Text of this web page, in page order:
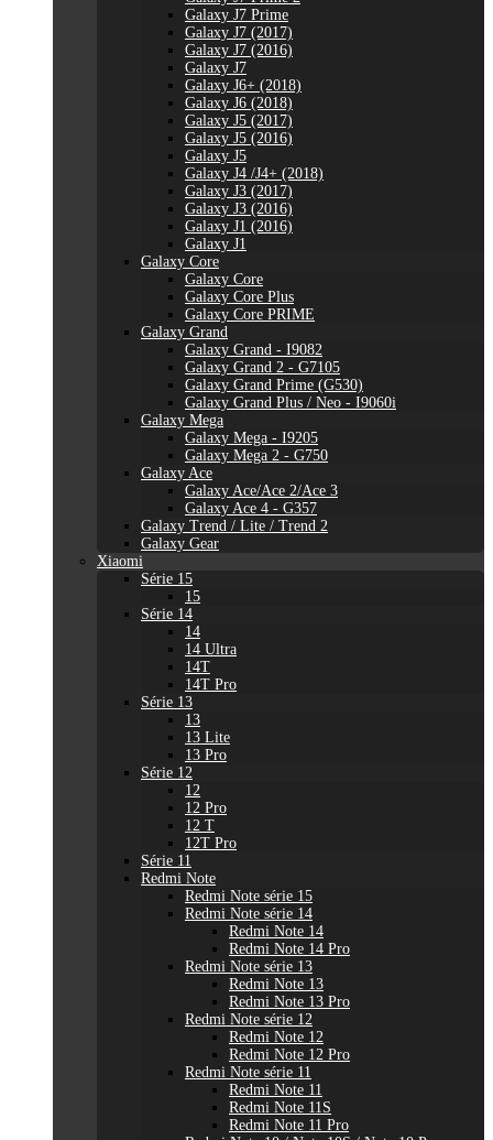
Galaxy J7 Prime
Galaxy J7 (2017)
Galaxy J7 (2016)
Galaxy J7
Galaxy J6+ (2018)
Galaxy J6 (2018)
Galaxy J5 (2017)
Galaxy J5 (2016)
Galaxy J5
Galaxy J4 /J4+ (2018)
Galaxy J3 (2017)
Galaxy J3 (2016)
Galaxy J1 (2016)
Galaxy J1
Galaxy Core
Galaxy Core
Galaxy Core Plus
Galaxy Core PRIME
Galaxy Grand
Galaxy Grand - I9082
Galaxy Grand 2 - G7105
Galaxy Grand Prime (G530)
Galaxy Grand Plus / Neo - I9060i
Galaxy Mega
Galaxy Mega - I9205
Galaxy Mega 2 - G750
Galaxy Ace
Galaxy Ace/Ace 2/Ace 3
Galaxy Ace 4 - G357
Galaxy Trend / Lite / Trend 2
Galaxy Gear
Xiaomi
Série 15
15
Série 14
14
14 Ultra
14T
14T Pro
Série 13
13
13 Lite
13 Pro
Série 12
12
12 Pro
12 T
12T Pro
Série 11
Redmi Note
Redmi Note série 15
Redmi Note série 14
Redmi Note 14
Redmi Note 14 Pro
Redmi Note série 13
Redmi Note 13
Redmi Note 13 Pro
Redmi Note série 12
Redmi Note 12
Redmi Note 12 Pro
Redmi Note série 11
Redmi Note 11
Redmi Note 11S
Redmi Note 11 Pro